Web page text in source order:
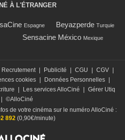
À L'ÉTRANGER
Espagne Beyazperde Turquie
Sensacine México Mexique
Recrutement | Publicité | CGU | CGV |
cookies | Données Personnelles |
| Les services AlloCiné | Gérer Utiq
| ©AlloCiné
de votre cinéma sur le numéro AlloCiné :
892 (0,90€/minute)